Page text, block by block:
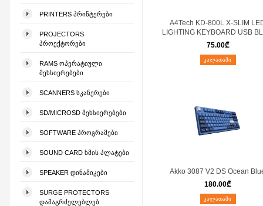
PRINTERS ᲞᲠᲘᲜᲢᲔᲠᲔᲑᲘ
PROJECTORS
ᲞᲠᲝᲔᲥᲢᲝᲠᲔᲑᲘ
RAMS ᲝᲞᲔᲠᲐᲢᲘᲣᲚᲘ
ᲛᲔᲮᲡᲘᲔᲠᲔᲑᲔᲑᲘ
SCANNERS ᲡᲙᲐᲜᲔᲠᲔᲑᲘ
SD/MICROSD ᲛᲔᲮᲡᲘᲔᲠᲔᲑᲔᲑᲘ
SOFTWARE ᲞᲠᲝᲒᲠᲐᲛᲔᲑᲘ
SOUND CARD ᲮᲛᲘᲡ ᲞᲚᲐᲢᲔᲑᲘ
SPEAKER ᲓᲘᲜᲐᲛᲘᲙᲔᲑᲘ
SURGE PROTECTORS
ᲓᲐᲛᲐᲒᲠᲫᲔᲚᲔᲑᲚᲔᲑ
A4Tech KD-800L X-SLIM
LIGHTING KEYBOARD USB
75.00₾
ᲙᲐᲚᲐᲗᲐᲨᲘ
Akko 3087 V2 DS Ocean
180.00₾
ᲙᲐᲚᲐᲗᲐᲨᲘ